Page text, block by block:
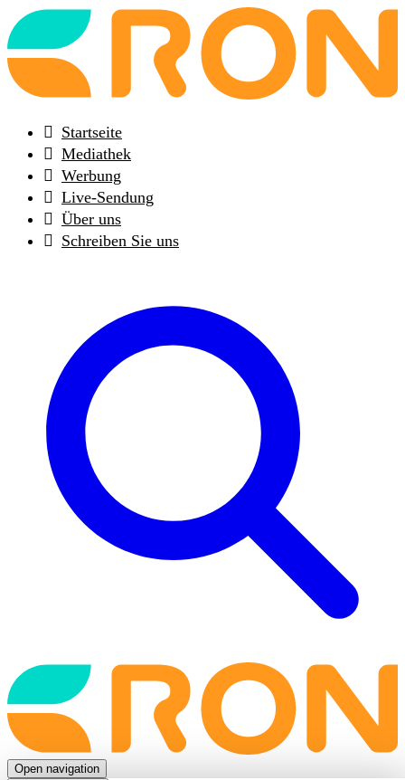
Back
to
frontpage
Startseite
Mediathek
Werbung
Live-Sendung
Über uns
Schreiben Sie uns
Back
to
frontpage
Open navigation